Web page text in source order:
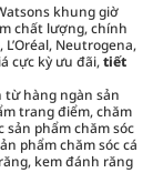
khung giờ
chất lượng, chính
Neutrogena,
cực kỳ ưu đãi,tiết
từ hàng ngàn sản
trang điểm, chăm
sản phẩm chăm sóc
phẩm chăm sóc cá
kem đánh răng